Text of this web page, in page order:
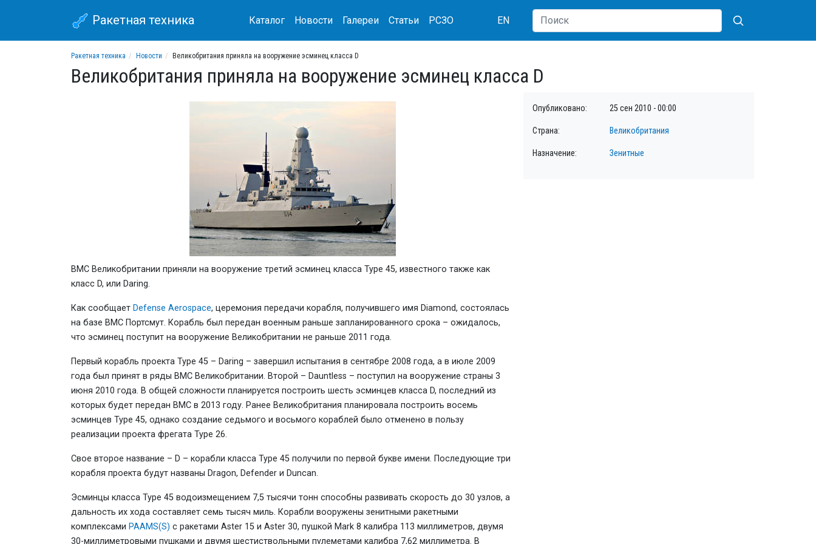
Ракетная техника Каталог Новости Галереи Статьи РСЗО EN
Ракетная техника Новости Великобритания приняла на вооружение эсминец класса D
Великобритания приняла на вооружение эсминец класса D
Опубликовано: 25 сен 2010 - 00:00
Страна: Великобритания
Назначение: Зенитные
ВМС Великобритании приняли на вооружение третий эсминец класса Type 45, известного также как
класс D, или Daring.
Как сообщает Defense Aerospace, церемония передачи корабля, получившего имя Diamond, состоялась
на базе ВМС Портсмут. Корабль был передан военным раньше запланированного срока – ожидалось,
что эсминец поступит на вооружение Великобритании не раньше 2011 года.
Первый корабль проекта Type 45 – Daring – завершил испытания в сентябре 2008 года, а в июле 2009
года был принят в ряды ВМС Великобритании. Второй – Dauntless – поступил на вооружение страны 3
июня 2010 года. В общей сложности планируется построить шесть эсминцев класса D, последний из
которых будет передан ВМС в 2013 году. Ранее Великобритания планировала построить восемь
эсминцев Type 45, однако создание седьмого и восьмого кораблей было отменено в пользу
реализации проекта фрегата Type 26.
Свое второе название – D – корабли класса Type 45 получили по первой букве имени. Последующие три
корабля проекта будут названы Dragon, Defender и Duncan.
Эсминцы класса Type 45 водоизмещением 7,5 тысячи тонн способны развивать скорость до 30 узлов, а
дальность их хода составляет семь тысяч миль. Корабли вооружены зенитными ракетными
комплексами PAAMS(S) с ракетами Aster 15 и Aster 30, пушкой Mark 8 калибра 113 миллиметров, двумя
30-миллиметровыми пушками и двумя шестиствольными пулеметами калибра 7,62 миллиметра. В